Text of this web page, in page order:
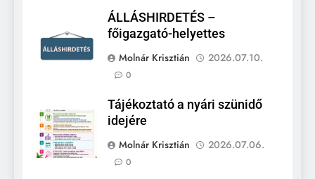
ÁLLÁSHIRDETÉS –
főigazgató-helyettes
Molnár Krisztián
2026.07.10.
0
Tájékoztató a nyári szünidő
idejére
Molnár Krisztián
2026.07.06.
0